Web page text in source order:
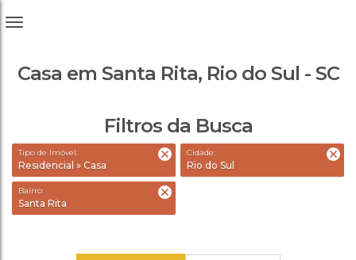
Casa em Santa Rita, Rio do Sul - SC
Filtros da Busca
Tipo de Imóvel:
Residencial » Casa
Cidade:
Rio do Sul
Bairro:
Santa Rita